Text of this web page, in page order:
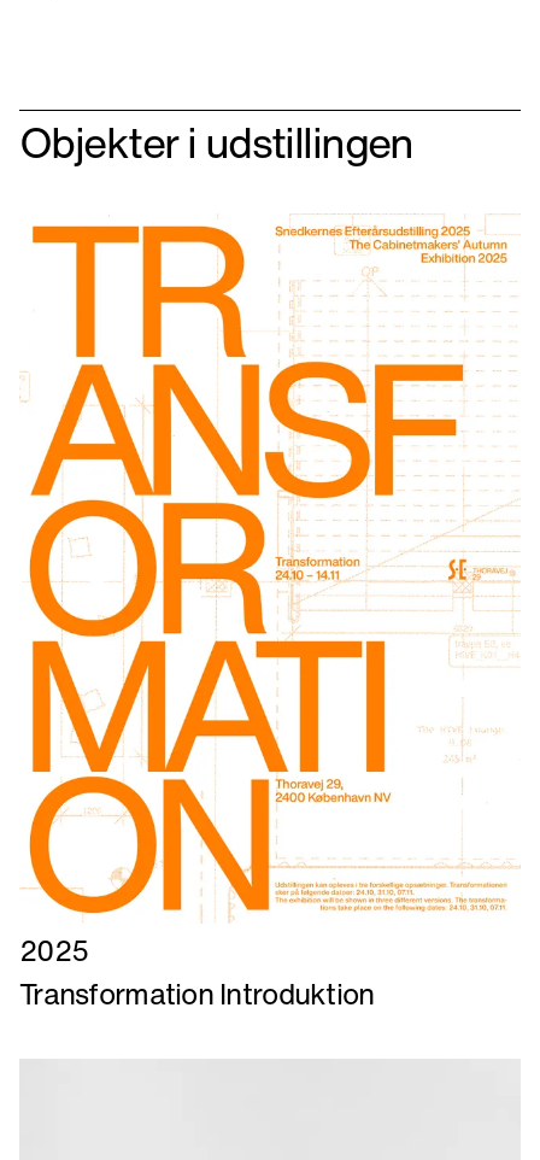
Objekter i udstillingen
Læs
mere
om
Introduktion
2025
Transformation Introduktion